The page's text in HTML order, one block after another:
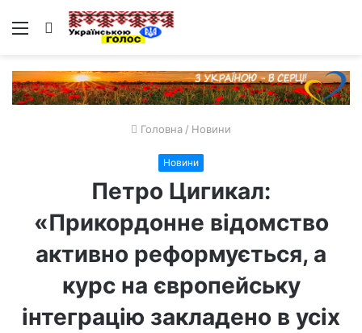
Меню Пошук
Головна / Новини
Новини
Петро Цигикал:
«Прикордонне відомство
активно реформується, а
курс на європейську
інтеграцію закладено в усіх